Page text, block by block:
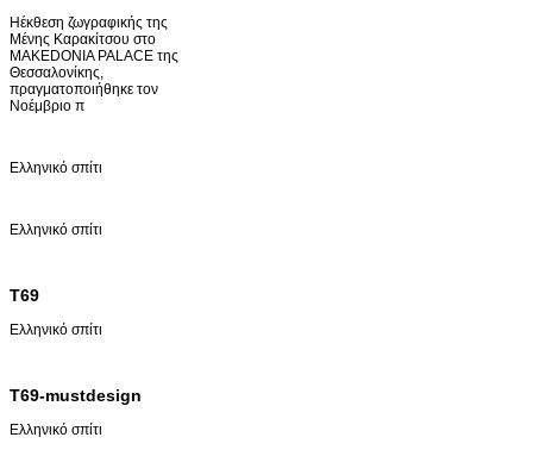
Ηέκθεση ζωγραφικής της
Μένης Καρακίτσου στο
MAKEDONIA PALACE της
Θεσσαλονίκης,
πραγματοποιήθηκε τον
Νοέμβριο π
Ελληνικό σπίτι
Ελληνικό σπίτι
T69
Ελληνικό σπίτι
T69-mustdesign
Ελληνικό σπίτι